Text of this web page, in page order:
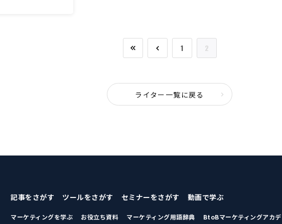
1 2
ライター一覧に戻る
記事をさがす ツールをさがす セミナーをさがす 動画で学ぶ
マーケティングを学ぶ お役立ち資料 マーケティング用語辞典 BtoBマーケティングアカ